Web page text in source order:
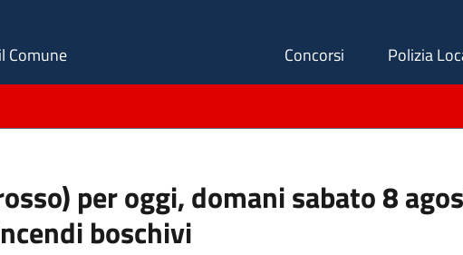
Comune Secondaria
Concorsi Polizia
per oggi, domani sabato 8
boschivi